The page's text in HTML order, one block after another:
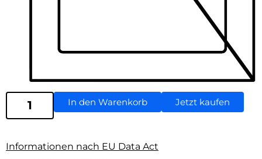
In den Warenkorb Jetzt kaufen
Informationen nach EU Data Act